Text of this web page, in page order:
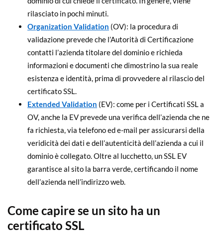
rilasciato in pochi minuti.
Organization Validation (OV): la procedura di
validazione prevede che l’Autorità di Certificazione
contatti l’azienda titolare del dominio e richieda
informazioni e documenti che dimostrino la sua reale
esistenza e identità, prima di provvedere al rilascio del
certificato SSL.
Extended Validation (EV): come per i Certificati SSL a
OV, anche la EV prevede una verifica dell’azienda che ne
fa richiesta, via telefono ed e-mail per assicurarsi della
veridicità dei dati e dell’autenticità dell’azienda a cui il
dominio è collegato. Oltre al lucchetto, un SSL EV
garantisce al sito la barra verde, certificando il nome
dell’azienda nell’indirizzo web.
Come capire se un sito ha un
certificato SSL